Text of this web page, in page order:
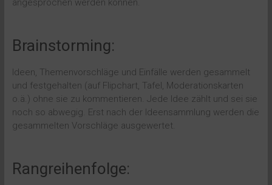
angesprochen werden können.
Brainstorming:
Ideen, Themenvorschläge und Einfälle werden gesammelt
und festgehalten (auf Flipchart, Tafel, Moderationskarten
o.ä.) ohne sie zu kommentieren. Jede Idee zählt und sei sie
noch so abwegig. Erst nach der Ideensammlung werden die
gesammelten Vorschläge ausgewertet.
Rangreihenfolge: